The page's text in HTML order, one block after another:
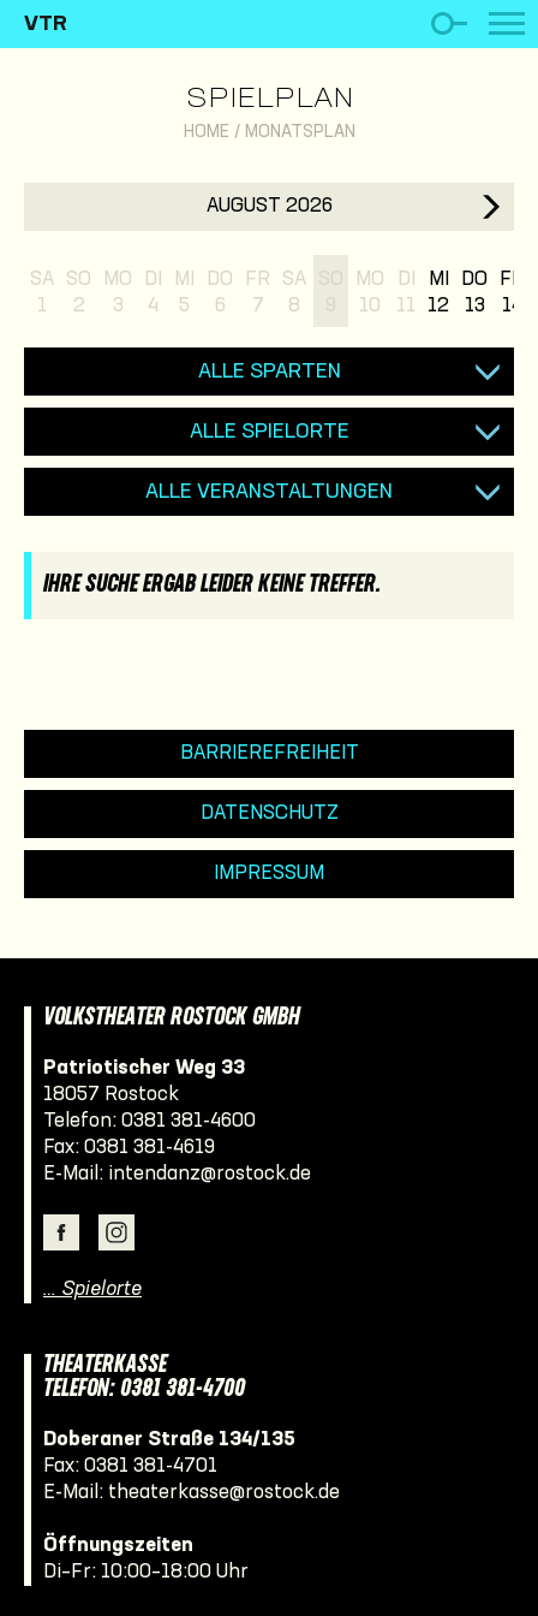
VTR
SPIELPLAN
HOME / MONATSPLAN
AUGUST 2026
SA
1
SO
2
MO
3
DI
4
MI
5
DO
6
FR
7
SA
8
MO
10
DI
11
MI
12
DO
13
FR
14
ALLE SPARTEN
ALLE SPIELORTE
ALLE VERANSTALTUNGEN
IHRE SUCHE ERGAB LEIDER KEINE TREFFER.
BARRIEREFREIHEIT
DATENSCHUTZ
IMPRESSUM
VOLKSTHEATER ROSTOCK GMBH
Patriotischer Weg 33
18057 Rostock
Telefon: 0381 381-4600
Fax: 0381 381-4619
E-Mail: intendanz@rostock.de
… Spielorte
THEATERKASSE
TELEFON: 0381 381-4700
Doberaner Straße 134/135
Fax: 0381 381-4701
E-Mail: theaterkasse@rostock.de
Öffnungszeiten
Di–Fr: 10:00–18:00 Uhr